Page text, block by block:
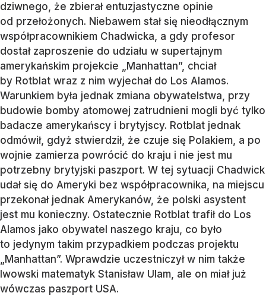
dziwnego, że zbierał entuzjastyczne opinie
od przełożonych. Niebawem stał się nieodłącznym
współpracownikiem Chadwicka, a gdy profesor
dostał zaproszenie do udziału w supertajnym
amerykańskim projekcie „Manhattan”, chciał
by Rotblat wraz z nim wyjechał do Los Alamos.
Warunkiem była jednak zmiana obywatelstwa, przy
budowie bomby atomowej zatrudnieni mogli być tylko
badacze amerykańscy i brytyjscy. Rotblat jednak
odmówił, gdyż stwierdził, że czuje się Polakiem, a po
wojnie zamierza powrócić do kraju i nie jest mu
potrzebny brytyjski paszport. W tej sytuacji Chadwick
udał się do Ameryki bez współpracownika, na miejscu
przekonał jednak Amerykanów, że polski asystent
jest mu konieczny. Ostatecznie Rotblat trafił do Los
Alamos jako obywatel naszego kraju, co było
to jedynym takim przypadkiem podczas projektu
„Manhattan”. Wprawdzie uczestniczył w nim także
lwowski matematyk Stanisław Ulam, ale on miał już
wówczas paszport USA.